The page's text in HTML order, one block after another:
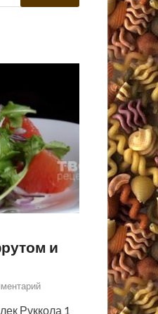
и
Руккола 1